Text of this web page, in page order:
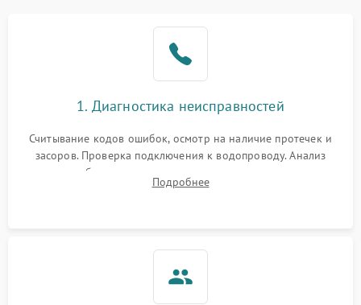
1700 ₽
циркуляционным насосом
2100 ₽ Подробнее →
1. Диагностика неисправностей
Считывание кодов ошибок, осмотр на наличие протечек и
засоров. Проверка подключения к водопроводу. Анализ
жалоб на отсутствие слива, нагрева, вращения
разбрызгивателей или срабатывание системы защиты
Подробнее